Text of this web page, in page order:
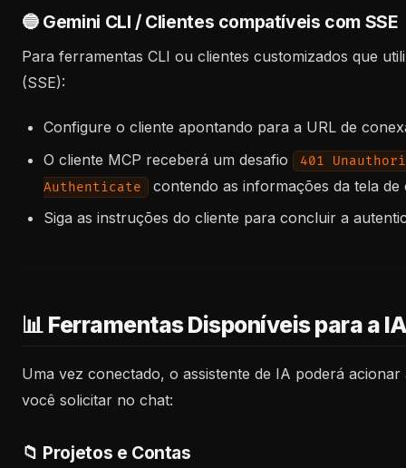
🔵 Gemini CLI / Clientes compatíveis com SSE
Para ferramentas CLI ou clientes customizados que
(SSE):
Configure o cliente apontando para a URL de
O cliente MCP receberá um desafio
401
Authenticate
contendo as informações da tela de
Siga as instruções do cliente para concluir a
📊 Ferramentas Disponíveis para a
Uma vez conectado, o assistente de IA poderá
você solicitar no chat:
📁 Projetos e Contas